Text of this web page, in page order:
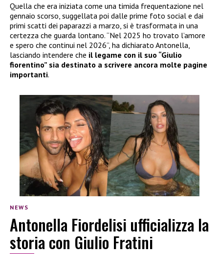
Quella che era iniziata come una timida frequentazione nel
gennaio scorso, suggellata poi dalle prime foto social e dai
primi scatti dei paparazzi a marzo, si è trasformata in una
certezza che guarda lontano. “Nel 2025 ho trovato l’amore
e spero che continui nel 2026”, ha dichiarato Antonella,
lasciando intendere che il legame con il suo “Giulio
fiorentino” sia destinato a scrivere ancora molte pagine
importanti.
NEWS
Antonella Fiordelisi ufficializza la
storia con Giulio Fratini